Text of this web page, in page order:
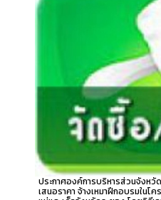
ประกาศองค์การบริหารส่วนจังหวั
เสนอราคา จ้างเหมาฝึกอบรมในโ